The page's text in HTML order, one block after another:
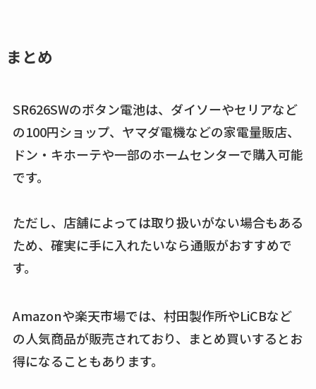
通販調査
アクアテクトゲルが
売ってる場所はど
れの口コミも調査
しまむら布団セット
つ？激安販売店・通
販も調査
まとめ
SR626SWのボタン電池は、ダイソーやセリアなど
の100円ショップ、ヤマダ電機などの家電量販店、
ドン・キホーテや一部のホームセンターで購入可能
です。
ただし、店舗によっては取り扱いがない場合もある
ため、確実に手に入れたいなら通販がおすすめで
す。
Amazonや楽天市場では、村田製作所やLiCBなど
の人気商品が販売されており、まとめ買いするとお
得になることもあります。